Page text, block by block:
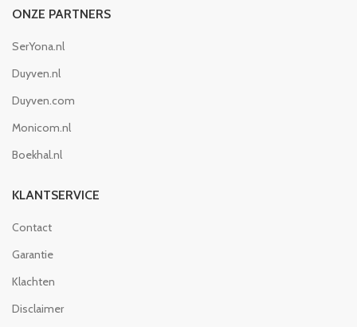
ONZE PARTNERS
SerYona.nl
Duyven.nl
Duyven.com
Monicom.nl
Boekhal.nl
KLANTSERVICE
Contact
Garantie
Klachten
Disclaimer